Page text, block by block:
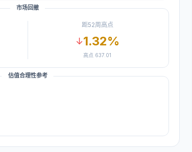
市场回撤
距52周高点
↓1.32%
高点 637.01
估值合理性参考